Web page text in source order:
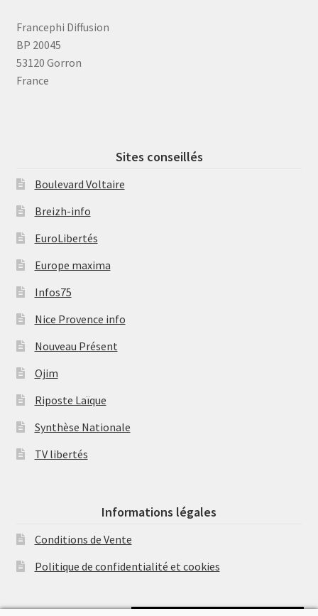
Francephi Diffusion
BP 20045
53120 Gorron
France
Sites conseillés
Boulevard Voltaire
Breizh-info
EuroLibertés
Europe maxima
Infos75
Nice Provence info
Nouveau Présent
Ojim
Riposte Laïque
Synthèse Nationale
TV libertés
Informations légales
Conditions de Vente
Politique de confidentialité et cookies